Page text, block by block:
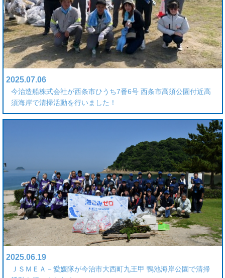
2025.07.06
今治造船株式会社が西条市ひうち7番6号 西条市高須公園付近高
須海岸で清掃活動を行いました！
2025.06.19
ＪＳＭＥＡ－愛媛隊が今治市大西町九王甲 鴨池海岸公園で清掃